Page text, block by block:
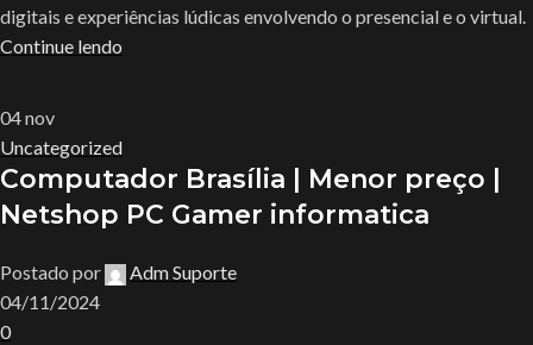
digitais e experiências lúdicas envolvendo o presencial e o virtual.
Continue lendo
04nov
Uncategorized
Computador Brasília | Menor preço |
Netshop PC Gamer informatica
Postado por
Adm Suporte
04/11/2024
0